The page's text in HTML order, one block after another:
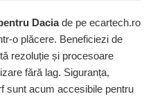
Daciade pe ecartech.ro
o plăcere. Beneficiezi de
rezoluție și procesoare
fără lag. Siguranța,
sunt acum accesibile pentru